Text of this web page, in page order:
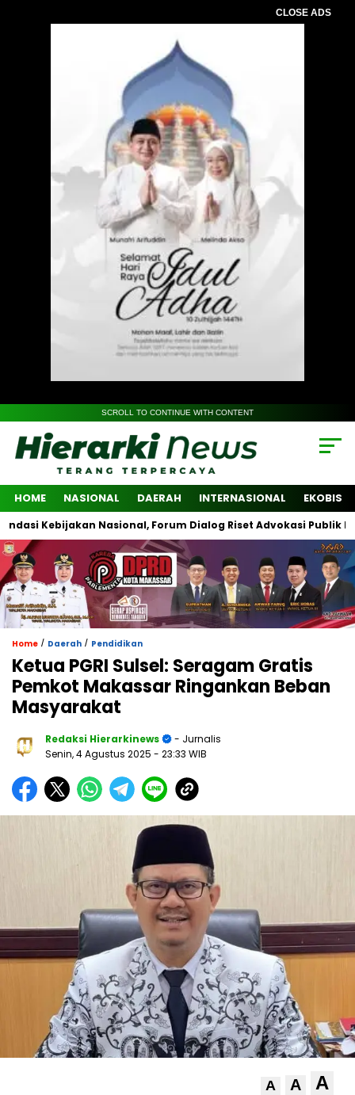
CLOSE ADS
SCROLL TO CONTINUE WITH CONTENT
HOME NASIONAL DAERAH INTERNASIONAL EKOBIS
Kebijakan Nasional, Forum Dialog Riset Advokasi Publik
Home / Daerah / Pendidikan
Ketua PGRI Sulsel: Seragam Gratis
Pemkot Makassar Ringankan Beban
Masyarakat
Redaksi Hierarkinews
- Jurnalis
Senin, 4 Agustus 2025 - 23:33 WIB
A A A